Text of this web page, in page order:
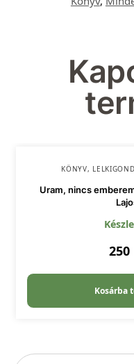
KÖNYV,
Uram, nincs
250
Kosárba